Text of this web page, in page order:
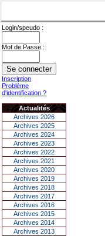
Login/speudo :
Mot de Passe :
Inscription
Problème
d'identification ?
Actualités
Archives 2026
Archives 2025
Archives 2024
Archives 2023
Archives 2022
Archives 2021
Archives 2020
Archives 2019
Archives 2018
Archives 2017
Archives 2016
Archives 2015
Archives 2014
Archives 2013